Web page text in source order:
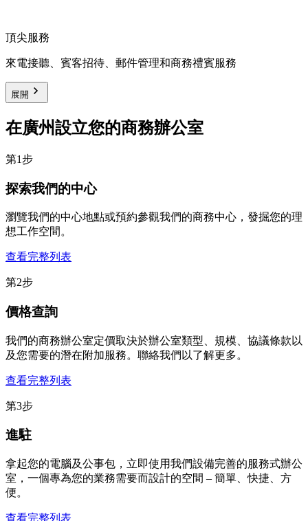
頂尖服務
來電接聽、賓客招待、郵件管理和商務禮賓服務
展開
在廣州設立您的商務辦公室
第1步
探索我們的中心
瀏覽我們的中心地點或預約參觀我們的商務中心，發掘您的理
想工作空間。
查看完整列表
第2步
價格查詢
我們的商務辦公室定價取決於辦公室類型、規模、協議條款以
及您需要的潛在附加服務。聯絡我們以了解更多。
查看完整列表
第3步
進駐
拿起您的電腦及公事包，立即使用我們設備完善的服務式辦公
室，一個專為您的業務需要而設計的空間 – 簡單、快捷、方
便。
查看完整列表